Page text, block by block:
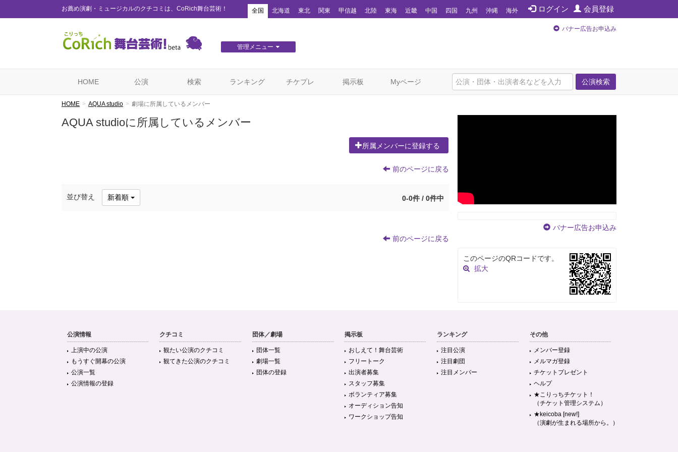
お薦め演劇・ミュージカルのクチコミは、CoRich舞台芸術！ ログイン 会員登録
全国 北海道 東北 関東 甲信越 北陸 東海 近畿 中国 四国 九州 沖縄 海外
管理メニュー
バナー広告お申込み
公演検索
HOME 公演 検索 ランキング チケプレ 掲示板 Myページ
HOME AQUA studio 劇場に所属しているメンバー
AQUA studioに所属しているメンバー
所属メンバーに登録する
前のページに戻る
並び替え 新着順 0-0件 / 0件中
前のページに戻る
バナー広告お申込み
このページのQRコードです。
拡大
公演情報
上演中の公演
もうすぐ開幕の公演
公演一覧
公演情報の登録
クチコミ
観たい公演のクチコミ
観てきた公演のクチコミ
団体／劇場
団体一覧
劇場一覧
団体の登録
掲示板
おしえて！舞台芸術
フリートーク
出演者募集
スタッフ募集
ボランティア募集
オーディション告知
ワークショップ告知
ランキング
注目公演
注目劇団
注目メンバー
その他
メンバー登録
メルマガ登録
チケットプレゼント
ヘルプ
★こりっちチケット！
（チケット管理システム）
★keicoba [new!]
（演劇が生まれる場所から。）